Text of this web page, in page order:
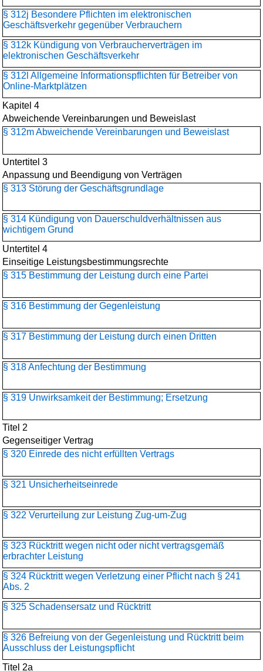
§ 312j Besondere Pflichten im elektronischen
Geschäftsverkehr gegenüber Verbrauchern
§ 312k Kündigung von Verbraucherverträgen im
elektronischen Geschäftsverkehr
§ 312l Allgemeine Informationspflichten für Betreiber von
Online-Marktplätzen
Kapitel 4
Abweichende Vereinbarungen und Beweislast
§ 312m Abweichende Vereinbarungen und Beweislast
Untertitel 3
Anpassung und Beendigung von Verträgen
§ 313 Störung der Geschäftsgrundlage
§ 314 Kündigung von Dauerschuldverhältnissen aus
wichtigem Grund
Untertitel 4
Einseitige Leistungsbestimmungsrechte
§ 315 Bestimmung der Leistung durch eine Partei
§ 316 Bestimmung der Gegenleistung
§ 317 Bestimmung der Leistung durch einen Dritten
§ 318 Anfechtung der Bestimmung
§ 319 Unwirksamkeit der Bestimmung; Ersetzung
Titel 2
Gegenseitiger Vertrag
§ 320 Einrede des nicht erfüllten Vertrags
§ 321 Unsicherheitseinrede
§ 322 Verurteilung zur Leistung Zug-um-Zug
§ 323 Rücktritt wegen nicht oder nicht vertragsgemäß
erbrachter Leistung
§ 324 Rücktritt wegen Verletzung einer Pflicht nach § 241
Abs. 2
§ 325 Schadensersatz und Rücktritt
§ 326 Befreiung von der Gegenleistung und Rücktritt beim
Ausschluss der Leistungspflicht
Titel 2a